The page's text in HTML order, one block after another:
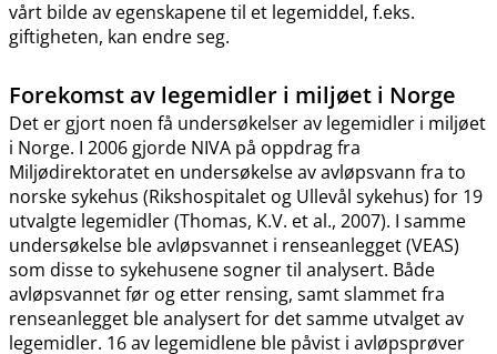
vårt bilde av egenskapene til et legemiddel, f.eks.
giftigheten, kan endre seg.
Forekomst av legemidler i miljøet i Norge
Det er gjort noen få undersøkelser av legemidler i miljøet
i Norge. I 2006 gjorde NIVA på oppdrag fra
Miljødirektoratet en undersøkelse av avløpsvann fra to
norske sykehus (Rikshospitalet og Ullevål sykehus) for 19
utvalgte legemidler (Thomas, K.V. et al., 2007). I samme
undersøkelse ble avløpsvannet i renseanlegget (VEAS)
som disse to sykehusene sogner til analysert. Både
avløpsvannet før og etter rensing, samt slammet fra
renseanlegget ble analysert for det samme utvalget av
legemidler. 16 av legemidlene ble påvist i avløpsprøver